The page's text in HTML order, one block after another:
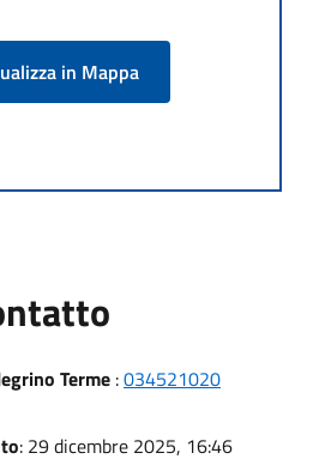
in Mappa
Terme :034521020
: 29 dicembre 2025, 16:46